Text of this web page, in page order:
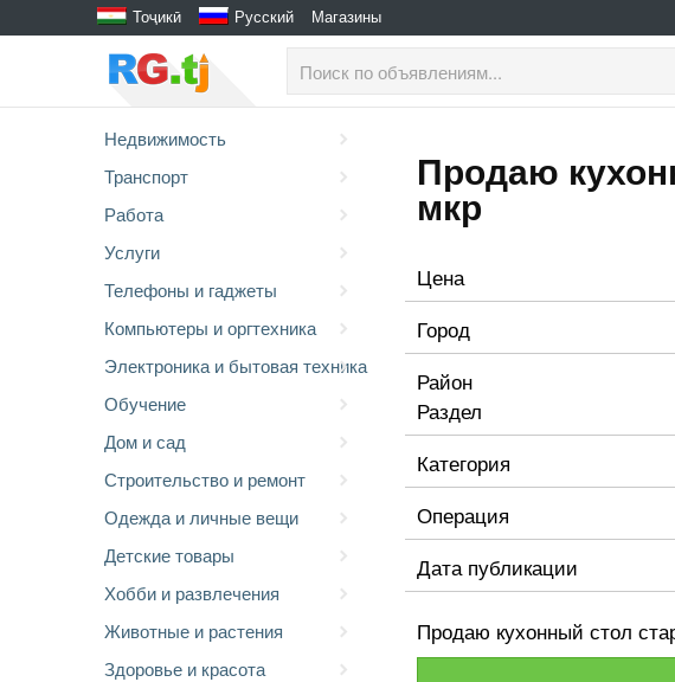
Тоҷикӣ Русский Магазины
Недвижимость
Транспорт
Работа
Услуги
Телефоны и гаджеты
Компьютеры и оргтехника
Электроника и бытовая техника
Обучение
Дом и сад
Строительство и ремонт
Одежда и личные вещи
Детские товары
Хобби и развлечения
Животные и растения
Здоровье и красота
Продаю
мкр
Цена
Город
Район
Раздел
Категория
Операция
Дата публикации
Продаю кухонный стол